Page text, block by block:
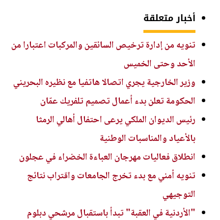
أخبار متعلقة
تنويه من إدارة ترخيص السائقين والمركبات اعتبارا من
الأحد وحتى الخميس
وزير الخارجية يجري اتصالا هاتفيا مع نظيره البحريني
الحكومة تعلن بدء أعمال تصميم تلفريك عمّان
رئيس الديوان الملكي يرعى احتفال أهالي الرمثا
بالأعياد والمناسبات الوطنية
انطلاق فعاليات مهرجان العباءة الخضراء في عجلون
تنويه أمني مع بدء تخرج الجامعات واقتراب نتائج
التوجيهي
"الأردنية في العقبة" تبدأ باستقبال مرشحي دبلوم